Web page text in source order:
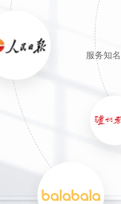
服务知